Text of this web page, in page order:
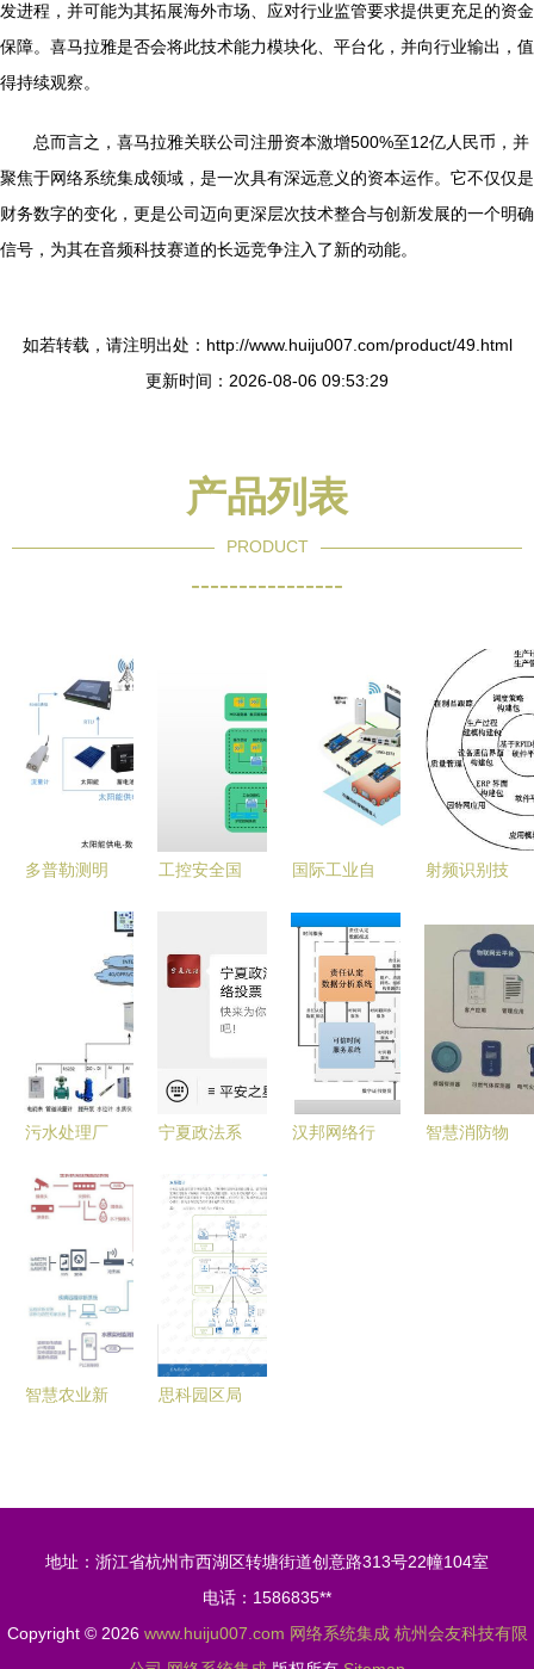
发进程，并可能为其拓展海外市场、应对行业监管要求提供更充足的资金
保障。喜马拉雅是否会将此技术能力模块化、平台化，并向行业输出，值
得持续观察。
总而言之，喜马拉雅关联公司注册资本激增500%至12亿人民币，并
聚焦于网络系统集成领域，是一次具有深远意义的资本运作。它不仅仅是
财务数字的变化，更是公司迈向更深层次技术整合与创新发展的一个明确
信号，为其在音频科技赛道的长远竞争注入了新的动能。
如若转载，请注明出处：http://www.huiju007.com/product/49.html
更新时间：2026-08-06 09:53:29
产品列表
PRODUCT
----------------
多普勒测明
络系统集成
工控安全国
全防护系统
赋能工业主
期安全管理
国际工业自
络系统集成
的核心枢纽
射频识别技
统集成的智
能化网络系
统应用
污水处理厂
统的设计与
络系统集成
视角
宁夏政法系
典型网络投
票活动正式
启动，诚邀
公众踊跃参
汉邦网络行
智慧消防物
智慧农业新
实践
思科园区局
南
地址：浙江省杭州市西湖区转塘街道创意路313号22幢104室
电话：1586835**
Copyright © 2026 www.huiju007.com 网络系统集成 杭州会友科技有限